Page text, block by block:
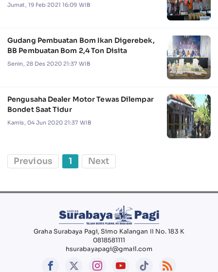
Jumat, 19 Feb 2021 16:09 WIB
Gudang Pembuatan Bom Ikan Digerebek,
BB Pembuatan Bom 2,4 Ton Disita
Senin, 28 Des 2020 21:37 WIB
Pengusaha Dealer Motor Tewas Dilempar
Bondet Saat Tidur
Kamis, 04 Jun 2020 21:37 WIB
Previous 1 Next
Graha Surabaya Pagi, Simo Kalangan II No. 183 K
0818581111
hsurabayapagi@gmail.com